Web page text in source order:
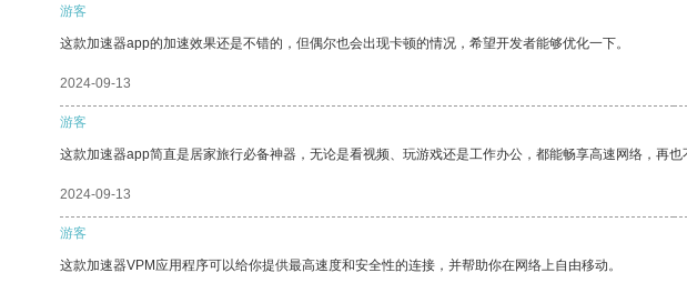
游客
这款加速器app的加速效果还是不错的，但偶尔也会出现卡顿的情况，希望开发者能够优化一下。
2024-09-13
游客
这款加速器app简直是居家旅行必备神器，无论是看视频、玩游戏还是工作办公，都能畅享高速网络，再也
2024-09-13
游客
这款加速器VPM应用程序可以给你提供最高速度和安全性的连接，并帮助你在网络上自由移动。